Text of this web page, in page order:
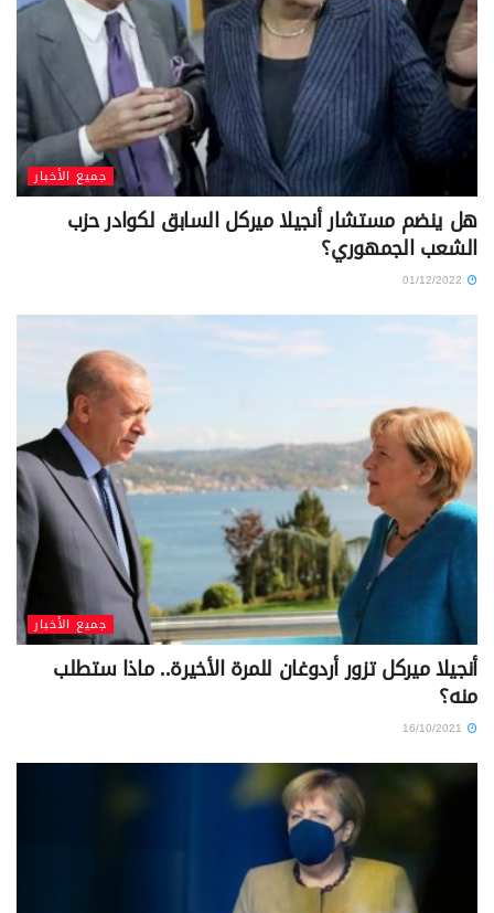
جميع الأخبار
هل ينضم مستشار أنجيلا ميركل السابق لكوادر حزب
الشعب الجمهوري؟
جميع الأخبار
أنجيلا ميركل تزور أردوغان للمرة الأخيرة.. ماذا ستطلب
منه؟